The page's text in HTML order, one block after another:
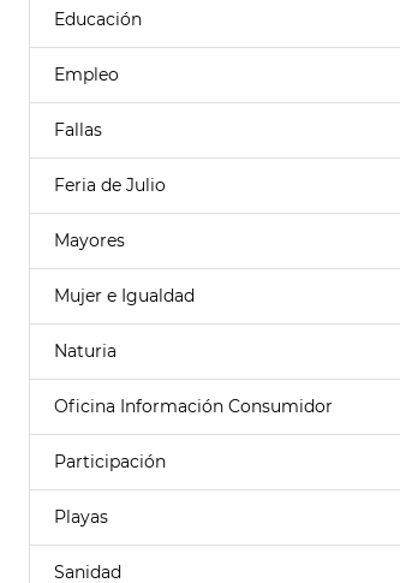
Educación
Empleo
Fallas
Feria de Julio
Mayores
Mujer e Igualdad
Naturia
Oficina Información Consumidor
Participación
Playas
Sanidad